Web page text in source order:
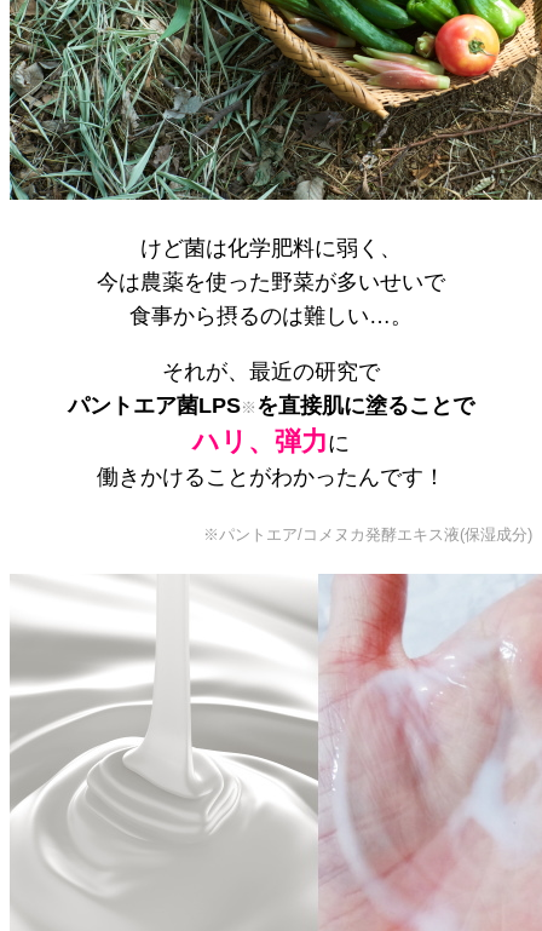
けど菌は化学肥料に弱く、
今は農薬を使った野菜が多いせいで
食事から摂るのは難しい…。
それが、最近の研究で
パントエア菌LPS※ を直接肌に塗ることで
ハリ、弾力に
働きかけることがわかったんです！
※パントエア/コメヌカ発酵エキス液(保湿成分)